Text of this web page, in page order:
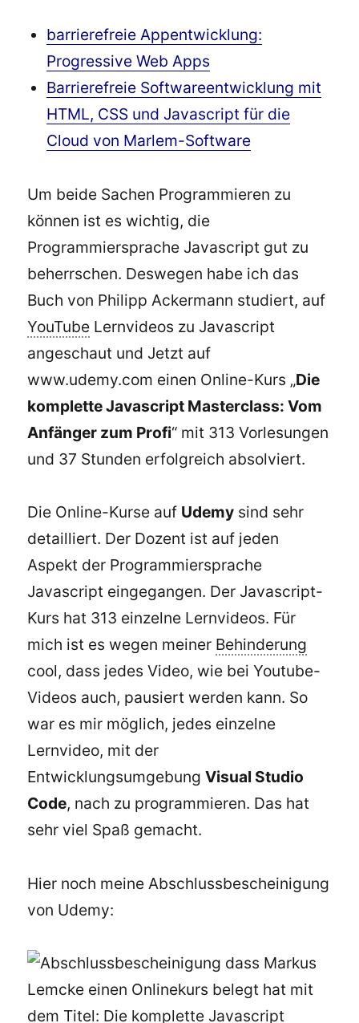
barrierefreie Appentwicklung:
Progressive Web Apps
Barrierefreie Softwareentwicklung mit
HTML, CSS und Javascript für die
Cloud von Marlem-Software
Um beide Sachen Programmieren zu
können ist es wichtig, die
Programmiersprache Javascript gut zu
beherrschen. Deswegen habe ich das
Buch von Philipp Ackermann studiert, auf
YouTube Lernvideos zu Javascript
angeschaut und Jetzt auf
www.udemy.com einen Online-Kurs „Die
komplette Javascript Masterclass: Vom
Anfänger zum Profi“ mit 313 Vorlesungen
und 37 Stunden erfolgreich absolviert.
Die Online-Kurse auf Udemy sind sehr
detailliert. Der Dozent ist auf jeden
Aspekt der Programmiersprache
Javascript eingegangen. Der Javascript-
Kurs hat 313 einzelne Lernvideos. Für
mich ist es wegen meiner Behinderung
cool, dass jedes Video, wie bei Youtube-
Videos auch, pausiert werden kann. So
war es mir möglich, jedes einzelne
Lernvideo, mit der
EntwicklungsumgebungVisual Studio
Code, nach zu programmieren. Das hat
sehr viel Spaß gemacht.
Hier noch meine Abschlussbescheinigung
von Udemy: